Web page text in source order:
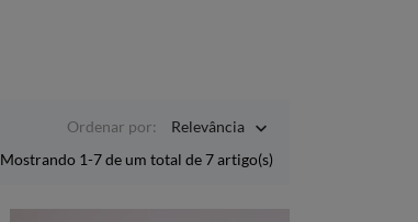
Ordenar por: Relevância 
Mostrando 1-7 de um total de 7 artigo(s)